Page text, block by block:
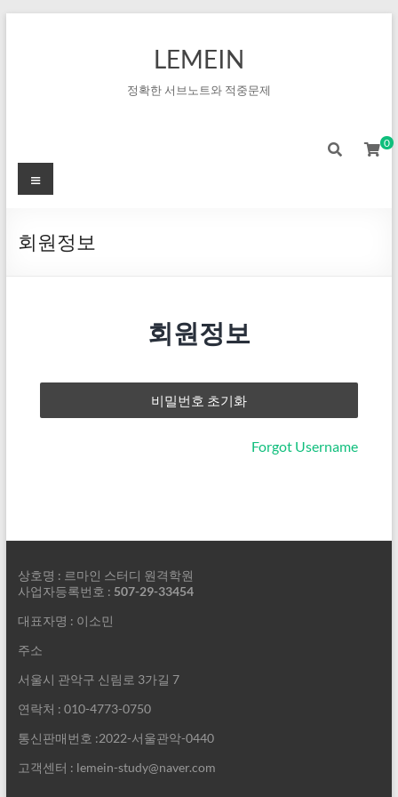
LEMEIN
정확한 서브노트와 적중문제
0
회원정보
회원정보
Forgot Username
상호명 : 르마인 스터디 원격학원
사업자등록번호 : 507-29-33454
대표자명 : 이소민
주소
서울시 관악구 신림로 3가길 7
연락처 : 010-4773-0750
통신판매번호 :2022-서울관악-0440
고객센터 : lemein-study@naver.com